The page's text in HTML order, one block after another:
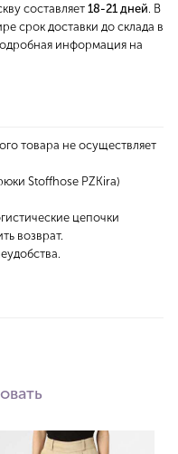
составляет18-21 дней. В
срок доставки до склада в
информация на
товара не осуществляет
Stoffhose PZKira)
цепочки
возврат.